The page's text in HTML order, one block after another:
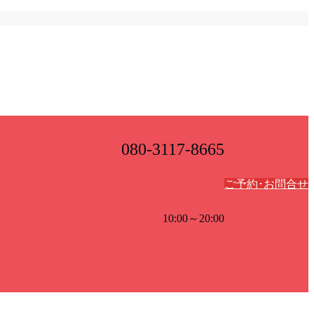
080-3117-8665
10:00～20:00
ご予約･お問合せ